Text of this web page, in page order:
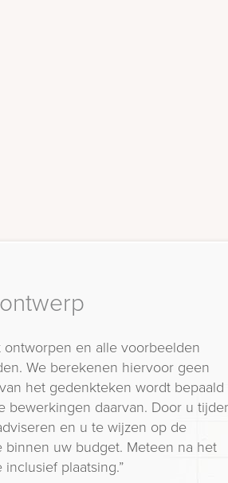
en alle voorbeelden
We berekenen hiervoor geen
het gedenkteken wordt bepaald
bewerkingen daarvan. Door u
en u te wijzen op de
uw budget. Meteen na het
plaatsing.”